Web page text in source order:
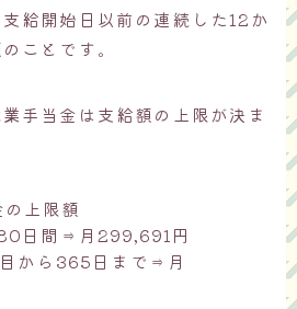
給開始日以前の連続した12か
ことです。
手当金は支給額の上限が決ま
上限額
日間⇒月299,691円
から365日まで⇒月